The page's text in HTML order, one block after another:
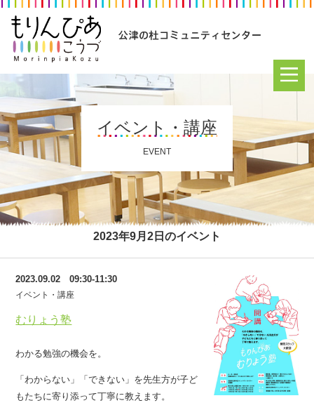
イベント・講座
EVENT
2023年9月2日のイベント
むりょう塾
2023.09.02 09:30-11:30
イベント・講座
わかる勉強の機会を。
「わからない」「できない」を先生方が子ど
もたちに寄り添って丁寧に教えます。